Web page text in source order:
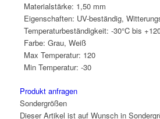
Materialstärke: 1,50 mm
Eigenschaften: UV-beständig,
Temperaturbeständigkeit: -30°C bis
Farbe: Grau, Weiß
Max Temperatur: 120
Min Temperatur: -30
Produkt anfragen
Sondergrößen
Dieser Artikel ist auf Wunsch in